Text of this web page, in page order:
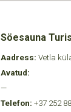
Söesauna
Aadress: Vetla
Avatud:
—
Telefon: +37 252